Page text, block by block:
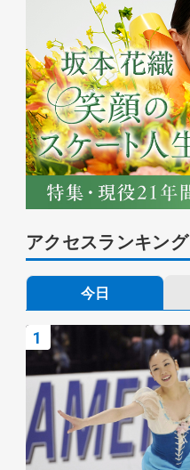
アクセスランキング
今日